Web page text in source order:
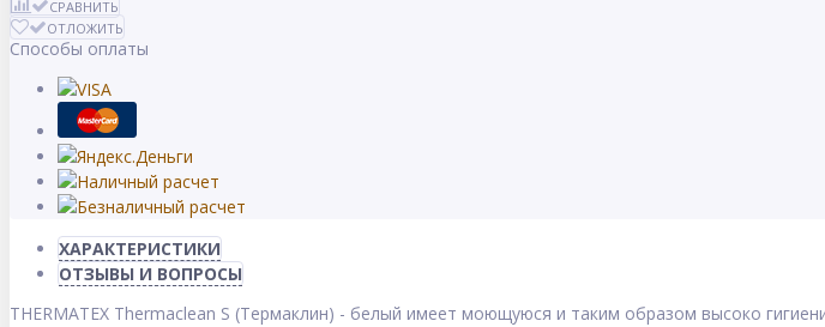
СРАВНИТЬ
ОТЛОЖИТЬ
Способы оплаты
ХАРАКТЕРИСТИКИ
ОТЗЫВЫ И ВОПРОСЫ
THERMATEX Thermaclean S (Термаклин) - белый имеет моющуюся и таким образом высоко